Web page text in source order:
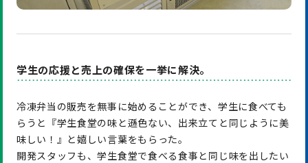
学生の応援と売上の確保を一挙に解決。
冷凍弁当の販売を無事に始めることができ、学生に食べても
らうと『学生食堂の味と遜色ない、出来立てと同じように美
味しい！』と嬉しい言葉をもらった。
開発スタッフも、学生食堂で食べる食事と同じ味を出したい